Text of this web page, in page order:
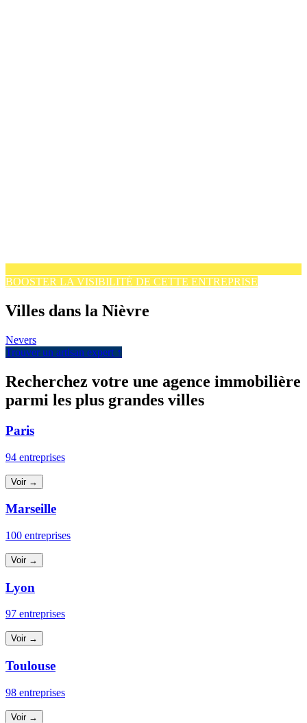
BOOSTER LA VISIBILITÉ DE CETTE ENTREPRISE
Villes dans la Nièvre
Nevers
Trouver un artisan expert ↑
Recherchez votre une agence immobilière
parmi les plus grandes villes
Paris
94 entreprises
Voir →
Marseille
100 entreprises
Voir →
Lyon
97 entreprises
Voir →
Toulouse
98 entreprises
Voir →